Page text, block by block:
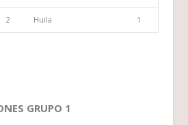
2 Huila 1
GRUPO 1